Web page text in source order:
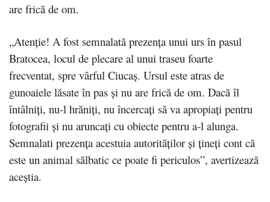
are frică de om.
„Atenție! A fost semnalată prezența unui urs în pasul
Bratocea, locul de plecare al unui traseu foarte
frecventat, spre vârful Ciucaș. Ursul este atras de
gunoaiele lăsate în pas și nu are frică de om. Dacă îl
întâlniți, nu-l hrăniți, nu încercați să va apropiați pentru
fotografii și nu aruncați cu obiecte pentru a-l alunga.
Semnalati prezența acestuia autorităților și țineți cont că
este un animal sălbatic ce poate fi periculos”, avertizează
aceștia.